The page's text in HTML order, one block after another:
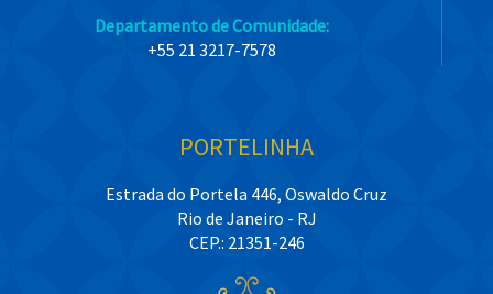
Departamento de Comunidade:
+55 21 3217-7578
PORTELINHA
Estrada do Portela 446, Oswaldo Cruz
Rio de Janeiro - RJ
CEP.: 21351-246